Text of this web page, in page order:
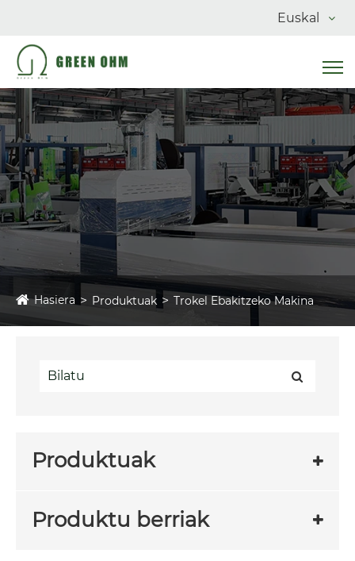
Euskal
Hasiera Produktuak Trokel Ebakitzeko Makina
Produktuak
Produktu berriak